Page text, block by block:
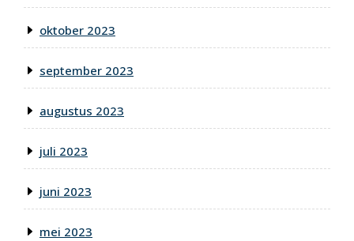
oktober 2023
september 2023
augustus 2023
juli 2023
juni 2023
mei 2023